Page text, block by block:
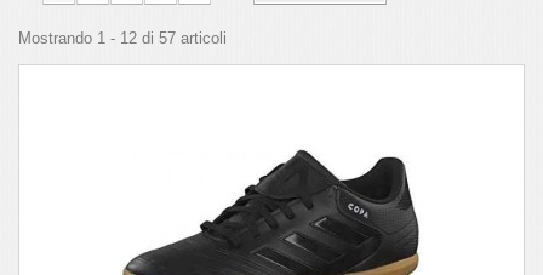
Mostrando 1 - 12 di 57 articoli